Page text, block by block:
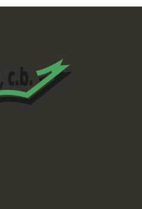
pueden
elegir
en
la